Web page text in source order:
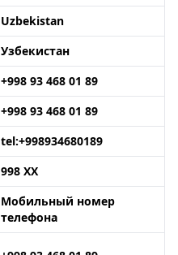
Uzbekistan
Узбекистан
+998 93 468 01 89
+998 93 468 01 89
tel:+998934680189
998 XX
Мобильный номер
телефона